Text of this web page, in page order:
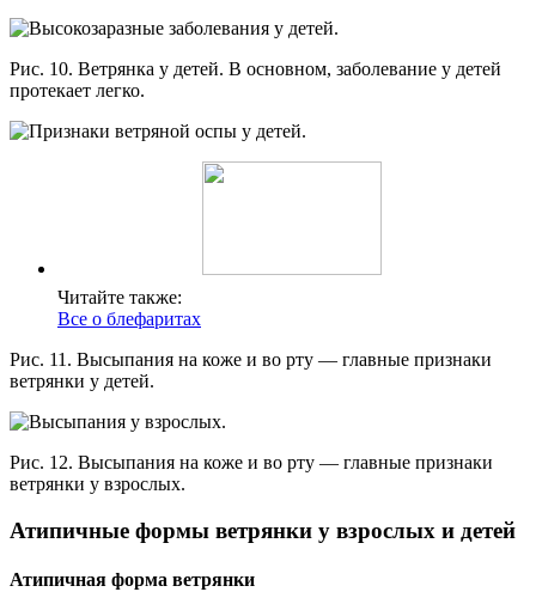
Рис. 10. Ветрянка у детей. В основном, заболевание у детей
протекает легко.
Читайте также:
Все о блефаритах
Рис. 11. Высыпания на коже и во рту — главные признаки
ветрянки у детей.
Рис. 12. Высыпания на коже и во рту — главные признаки
ветрянки у взрослых.
Атипичные формы ветрянки у взрослых и детей
Атипичная форма ветрянки